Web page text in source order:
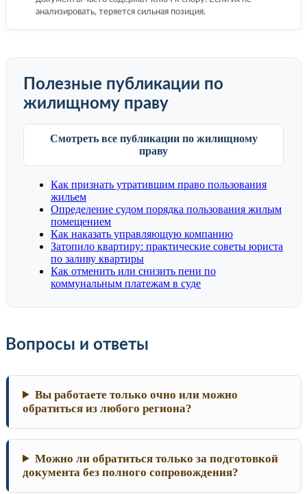
анализировать, теряется сильная позиция.
Полезные публикации по
жилищному праву
Смотреть все публикации по жилищному
праву
Как признать утратившим право пользования
жильем
Определение судом порядка пользования жилым
помещением
Как наказать управляющую компанию
Затопило квартиру: практические советы юриста
по заливу квартиры
Как отменить или снизить пени по
коммунальным платежам в суде
Вопросы и ответы
Вы работаете только очно или можно
обратиться из любого региона?
Можно ли обратиться только за подготовкой
документа без полного сопровождения?